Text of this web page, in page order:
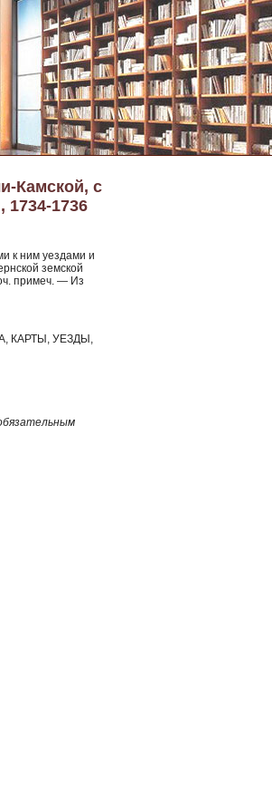
Камской, с
1734-1736
к ним уездами и
земской
примеч. — Из
КАРТЫ, УЕЗДЫ,